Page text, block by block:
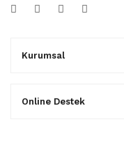
Kurumsal
Online Destek